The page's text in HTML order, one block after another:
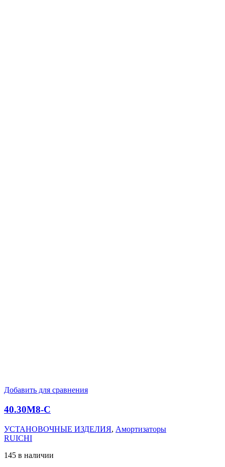
Добавить для сравнения
40.30M8-C
УСТАНОВОЧНЫЕ ИЗДЕЛИЯ, Амортизаторы
RUICHI
145 в наличии